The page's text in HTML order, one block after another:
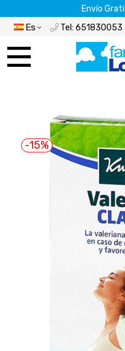
Envío
Es Tel: 651830053
-15%